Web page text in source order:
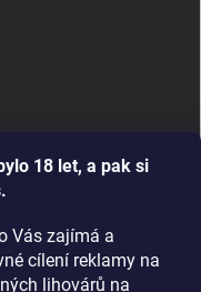
18 let, a pak si
Vás zajímá a
cílení reklamy na
lihovárů na
CAT